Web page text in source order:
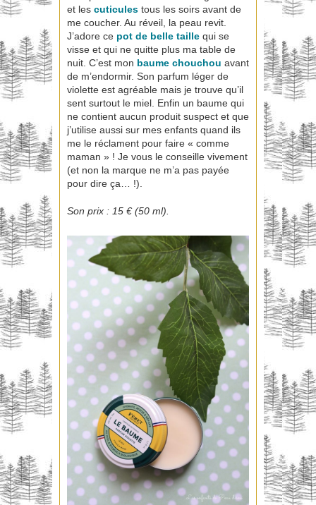
et les cuticules tous les soirs avant de
me coucher. Au réveil, la peau revit.
J’adore ce pot de belle taille qui se
visse et qui ne quitte plus ma table de
nuit. C’est mon baume chouchou avant
de m’endormir. Son parfum léger de
violette est agréable mais je trouve qu’il
sent surtout le miel. Enfin un baume qui
ne contient aucun produit suspect et que
j’utilise aussi sur mes enfants quand ils
me le réclament pour faire « comme
maman » ! Je vous le conseille vivement
(et non la marque ne m’a pas payée
pour dire ça… !).
Son prix : 15 € (50 ml).